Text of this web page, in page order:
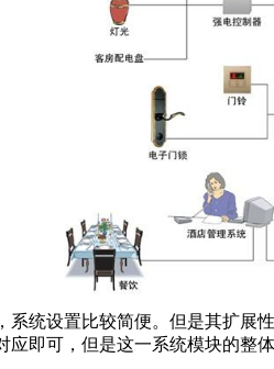
设置比较简便。但是其扩展性
应即可，但是这一系统模块的整